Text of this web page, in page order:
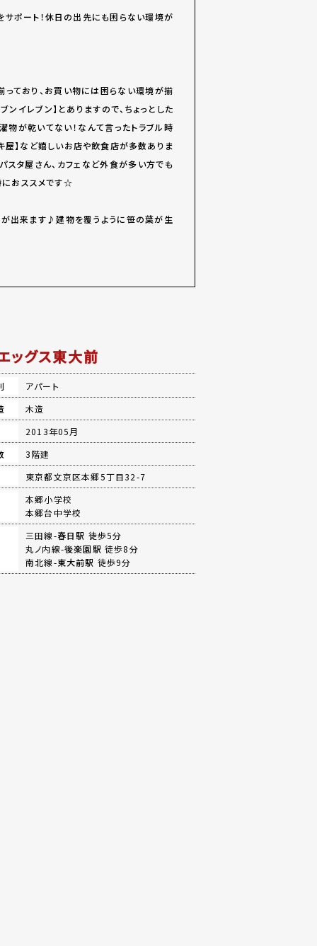
ポート！休日の出先にも困らない環境が
っており、お買い物には困らない環境が揃
イレブン】とありますので、ちょっとした
が乾いてない！なんて言ったトラブル時
屋】など嬉しいお店や飲食店が多数ありま
スタ屋さん、カフェなど外食が多い方でも
におススメです☆
が出来ます♪建物を覆うように笹の葉が生
ッグス東大前
アパート
木造
2013年05月
3階建
東京都文京区本郷5丁目32-7
本郷小学校
本郷台中学校
三田線-春日駅 徒歩5分
丸ノ内線-後楽園駅 徒歩8分
南北線-東大前駅 徒歩9分